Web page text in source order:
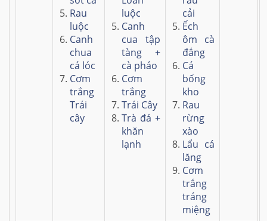
Rau
luộc
Canh
chua
cá lóc
Cơm
trắng
Trái
cây
luộc
Canh
cua tập
tàng +
cà pháo
Cơm
trắng
Trái Cây
Trà đá +
khăn
lạnh
cải
Ếch
ôm cà
đắng
Cá
bống
kho
Rau
rừng
xào
Lẩu cá
lăng
Cơm
trắng
tráng
miệng